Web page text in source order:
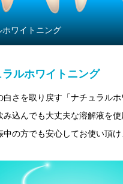
ホワイトニング
ルホワイトニング
白さを取り戻す「ナチュラル
み込んでも大丈夫な溶解液を
中の方でも安心してお使い頂け